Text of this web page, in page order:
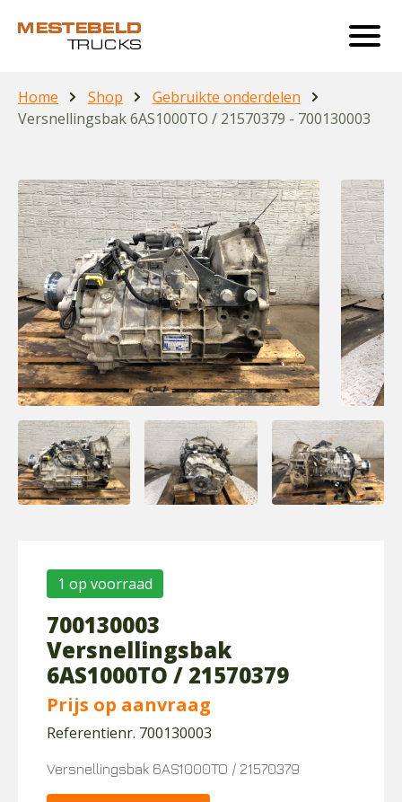
Home Shop
Gebruikte onderdelen
Versnellingsbak 6AS1000TO / 21570379 - 700130003
1 op voorraad
700130003
Versnellingsbak
6AS1000TO / 21570379
Prijs op aanvraag
Referentienr. 700130003
Versnellingsbak 6AS1000TO / 21570379